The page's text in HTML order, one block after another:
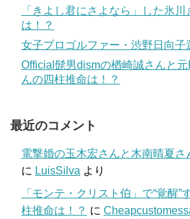
「きよし君にさよなら」した氷
は！？
女子プロゴルファー・渋野日向子
Official髭男dismの楢崎誠さんと
んの四柱推命は！？
最近のコメント
電撃婚の玉木宏さんと木南晴夏さ
に LuisSilva より
「モンテ・クリスト伯」で“覚醒”
柱推命は！？ に